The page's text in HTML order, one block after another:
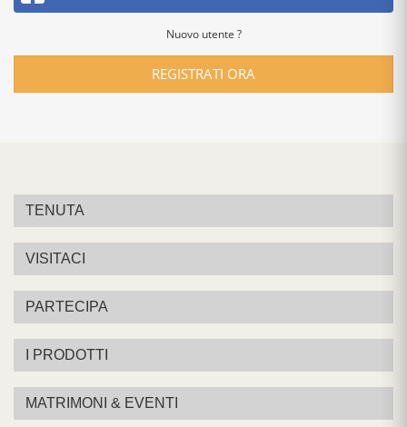
Nuovo utente ?
REGISTRATI ORA
TENUTA
VISITACI
PARTECIPA
I PRODOTTI
MATRIMONI & EVENTI